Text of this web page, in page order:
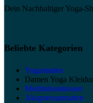
Dein Nachhaltiger Yoga-
Beliebte Kategorien
Yogamatten
Damen Yoga
Meditationskissen
Akupressurmatten